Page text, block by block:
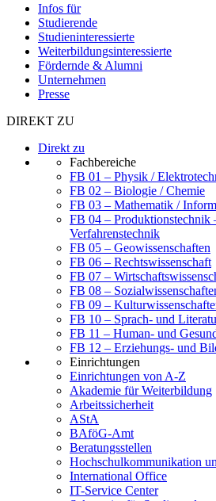
Infos für
Studierende
Studieninteressierte
Weiterbildungsinteressierte
Fördernde & Alumni
Unternehmen
Presse
DIREKT ZU
Direkt zu
Fachbereiche
FB 01 – Physik /
FB 02 – Biologie / Chemie
FB 03 – Mathematik /
FB 04 – Produktionstechnik
Verfahrenstechnik
FB 05 – Geowissenschaften
FB 06 – Rechtswissenschaft
FB 07 –
FB 08 –
FB 09 –
FB 10 – Sprach- und
FB 11 – Human- und
FB 12 – Erziehungs- und
Einrichtungen
Einrichtungen von A-Z
Akademie für Weiterbildung
Arbeitssicherheit
AStA
BAföG-Amt
Beratungsstellen
Hochschulkommunikation
International Office
IT-Service Center